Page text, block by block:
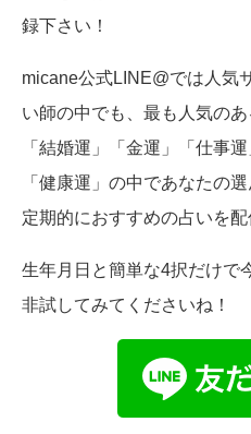
録下さい！
micane公式LINE@では人気
い師の中でも、最も人気のあ
「結婚運」「金運」「仕事
「健康運」の中であなたの
定期的におすすめの占いを配
生年月日と簡単な4択だけで
非試してみてくださいね！